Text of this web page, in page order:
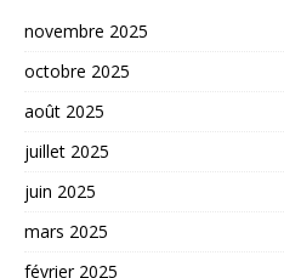
novembre 2025
octobre 2025
août 2025
juillet 2025
juin 2025
mars 2025
février 2025